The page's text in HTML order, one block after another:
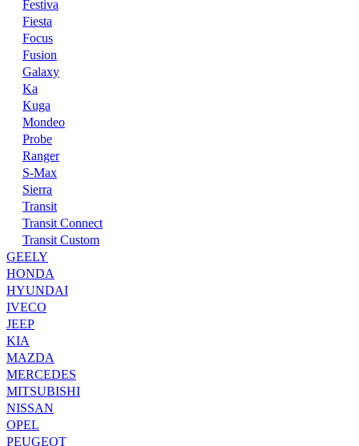
Festiva
Fiesta
Focus
Fusion
Galaxy
Ka
Kuga
Mondeo
Probe
Ranger
S-Max
Sierra
Transit
Transit Connect
Transit Custom
GEELY
HONDA
HYUNDAI
IVECO
JEEP
KIA
MAZDA
MERCEDES
MITSUBISHI
NISSAN
OPEL
PEUGEOT